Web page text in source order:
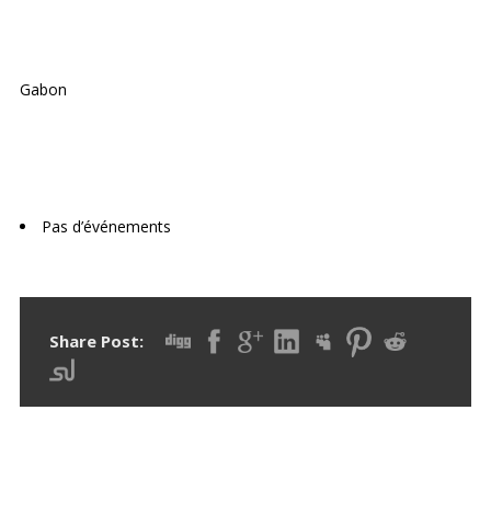
Gabon
Pas d’événements
Share Post: